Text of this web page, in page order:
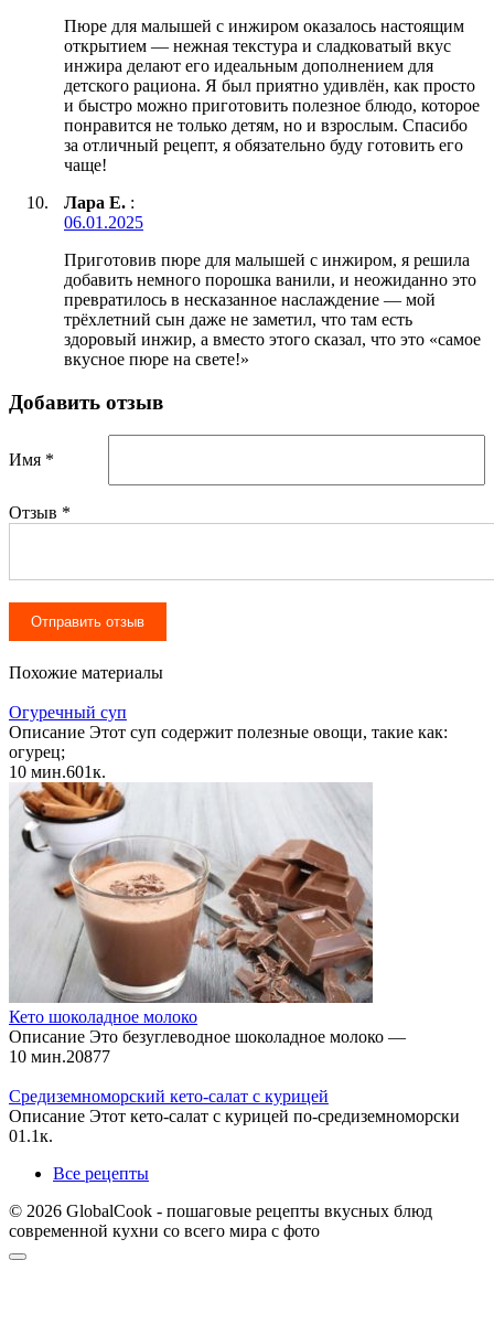
Пюре для малышей с инжиром оказалось настоящим
открытием — нежная текстура и сладковатый вкус
инжира делают его идеальным дополнением для
детского рациона. Я был приятно удивлён, как просто
и быстро можно приготовить полезное блюдо, которое
понравится не только детям, но и взрослым. Спасибо
за отличный рецепт, я обязательно буду готовить его
чаще!
Лара Е. :
06.01.2025
Приготовив пюре для малышей с инжиром, я решила
добавить немного порошка ванили, и неожиданно это
превратилось в несказанное наслаждение — мой
трёхлетний сын даже не заметил, что там есть
здоровый инжир, а вместо этого сказал, что это «самое
вкусное пюре на свете!»
Добавить отзыв
Имя *
Отзыв *
Похожие материалы
Огуречный суп
Описание Этот суп содержит полезные овощи, такие как:
огурец;
10 мин.601к.
Кето шоколадное молоко
Описание Это безуглеводное шоколадное молоко —
10 мин.20877
Средиземноморский кето-салат с курицей
Описание Этот кето-салат с курицей по-средиземноморски
01.1к.
Все рецепты
© 2026 GlobalCook - пошаговые рецепты вкусных блюд
современной кухни со всего мира с фото